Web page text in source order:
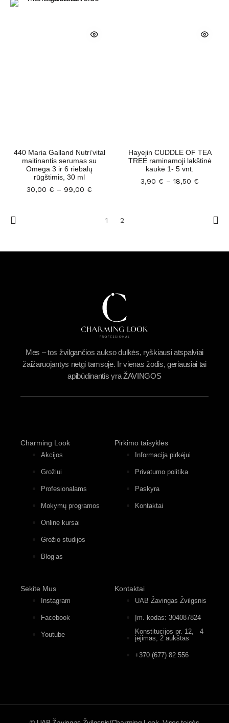
440 Maria Galland Nutri’vital
maitinantis serumas su
Omega 3 ir 6 riebalų
rūgštimis, 30 ml
30,00 € – 99,00 €
Hayejin CUDDLE OF TEA
TREE raminamoji lakštinė
kaukė 1- 5 vnt.
3,90 € – 18,50 €
1 2
Mes – tos žvilgančios aukso dulkės, ryškiausi atspalviai
žaižaruojantys netgi tamsoje. Ir vienas žodis, geriausiai tai
apibūdinantis yra ŽAVINGOS
Charming Look
Akcijos
Grožiui
Profesionalams
Mokymų programos
Online kursai
Grožio studijos
Blog’as
Pirkimo taisyklės
Informacija pirkėjui
Privatumo politika
Paskyra
Kontaktai
Sekite Mus
Instagram
Facebook
Youtube
Kontaktai
UAB Žavingas Žvilgsnis
Įm. kodas: 304087824
Konstitucijos pr. 12, 4
įėjimas, 2 aukštas
+370 (677) 82 556